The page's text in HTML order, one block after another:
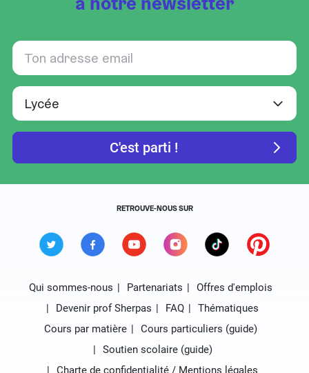
RETROUVE-NOUS SUR
Qui sommes-nous Partenariats
Offres d'emplois
Devenir prof Sherpas
FAQ
Thématiques
Cours par matière
Cours particuliers (guide)
Soutien scolaire (guide)
Charte de confidentialité / Mentions légales